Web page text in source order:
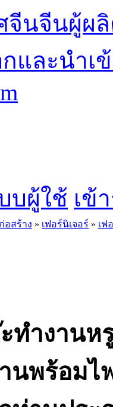
บผู้ใช้ เข้
อสร้าง » เฟอร์นิเจอร์ » เฟ
ะทำงาน
นพร้อมไ